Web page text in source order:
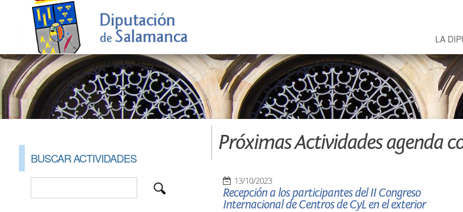
LA
BUSCAR ACTIVIDADES
Próximas Actividades agenda
13/10/2023
Recepción a los participantes del II Congreso
Internacional de Centros de CyL en el exterior